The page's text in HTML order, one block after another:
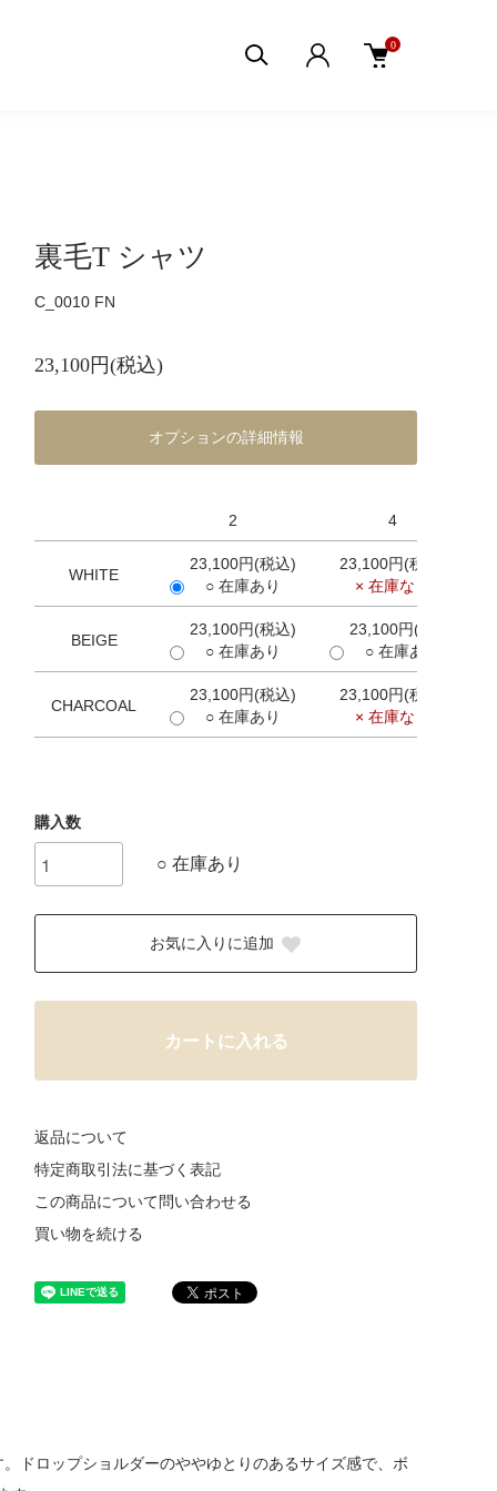
0
裏毛T シャツ
C_0010 FN
23,100円(税込)
オプションの詳細情報
2 4
WHITE
23,100円(税込)
○ 在庫あり
23,100円(税込)
× 在庫なし
BEIGE
23,100円(税込)
○ 在庫あり
23,100円(税込)
○ 在庫あり
CHARCOAL
23,100円(税込)
○ 在庫あり
23,100円(税込)
× 在庫なし
購入数
○ 在庫あり
お気に入りに追加
カートに入れる
返品について
特定商取引法に基づく表記
この商品について問い合わせる
買い物を続ける
ドロップショルダーのややゆとりのあるサイズ感で、ボ